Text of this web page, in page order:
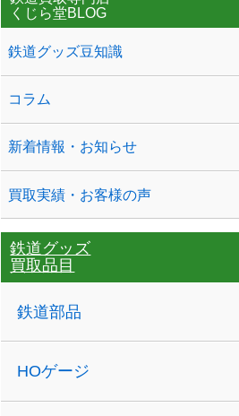
くじら堂BLOG
鉄道グッズ豆知識
コラム
新着情報・お知らせ
買取実績・お客様の声
鉄道グッズ
買取品目
鉄道部品
HOゲージ